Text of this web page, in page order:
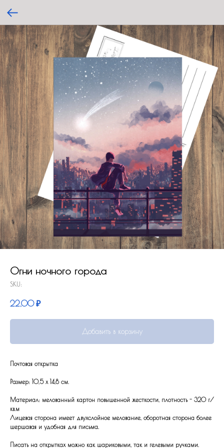
Огни ночного города
SKU:
22,00 ₽
Добавить в корзину
Почтовая открытка
Размер: 10,5 x 14,8 см.
Материал: мелованный картон повышенной жесткости, плотность - 320 г/
кв.м
Лицевая сторона имеет двухслойное мелование, оборотная сторона более
шершавая и удобная для письма.
Писать на открытках можно как шариковыми, так и гелевыми ручками.